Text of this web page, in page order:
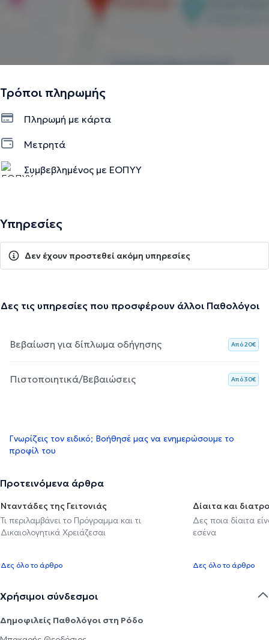
Τρόποι πληρωμής
Πληρωμή με κάρτα
Μετρητά
Συμβεβλημένος με ΕΟΠΥΥ
Υπηρεσίες
Δεν έχουν προστεθεί ακόμη υπηρεσίες
Δες τις υπηρεσίες που προσφέρουν άλλοι Παθολόγοι
Βεβαίωση για δίπλωμα οδήγησης Aπό 20€
Πιστοποιητικά/Βεβαιώσεις Aπό 30€
Γνωρίζεις τον ειδικό; Βοήθησέ μας να ενημερώσουμε το
προφίλ του
Προτεινόμενα άρθρα
Νταντάδες της Γειτονιάς
Τι περιλαμβάνει το Πρόγραμμα και τι
Δικαιολογητικά Χρειάζεσαι
Δες όλο το άρθρο
Δίαιτα και
Δες ποια δίαιτα
εσένα
Δες όλο το άρθρο
Χρήσιμοι σύνδεσμοι
Δημοφιλείς Παθολόγοι στη Ρόδο